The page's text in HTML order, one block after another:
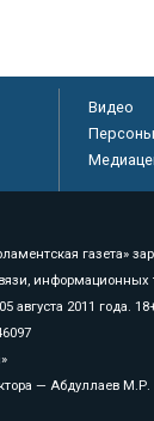
Видео
Персоны
газета»
информационных
августа 2011 года.
— Абдуллаев М.Р.